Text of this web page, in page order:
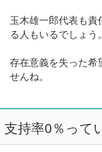
玉木雄一郎代表も責
る人もいるでしょう。
存在意義を失った希
せんね。
支持率0％って